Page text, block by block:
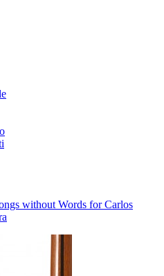
without Words for Carlos